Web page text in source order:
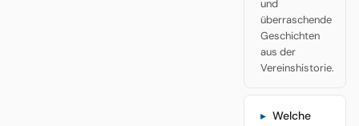
und
überraschende
Geschichten
aus der
Vereinshistorie.
Welche